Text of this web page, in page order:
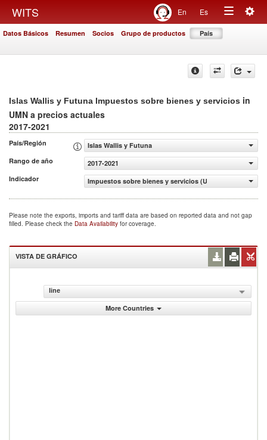
WITS En Es
Toggle
Datos Básicos Resumen Socios Grupo de productos País
Islas Wallis y Futuna Impuestos sobre bienes y servicios in
UMN a precios actuales
2017-2021
País/Región
Islas Wallis y Futuna
Rango de año
2017-2021
Indicador
Impuestos sobre bienes y servicios (UMN a precios
Please note the exports, imports and tariff data are based on reported data and not gap
filled. Please check the Data Availability for coverage.
VISTA DE GRÁFICO
line
More Countries